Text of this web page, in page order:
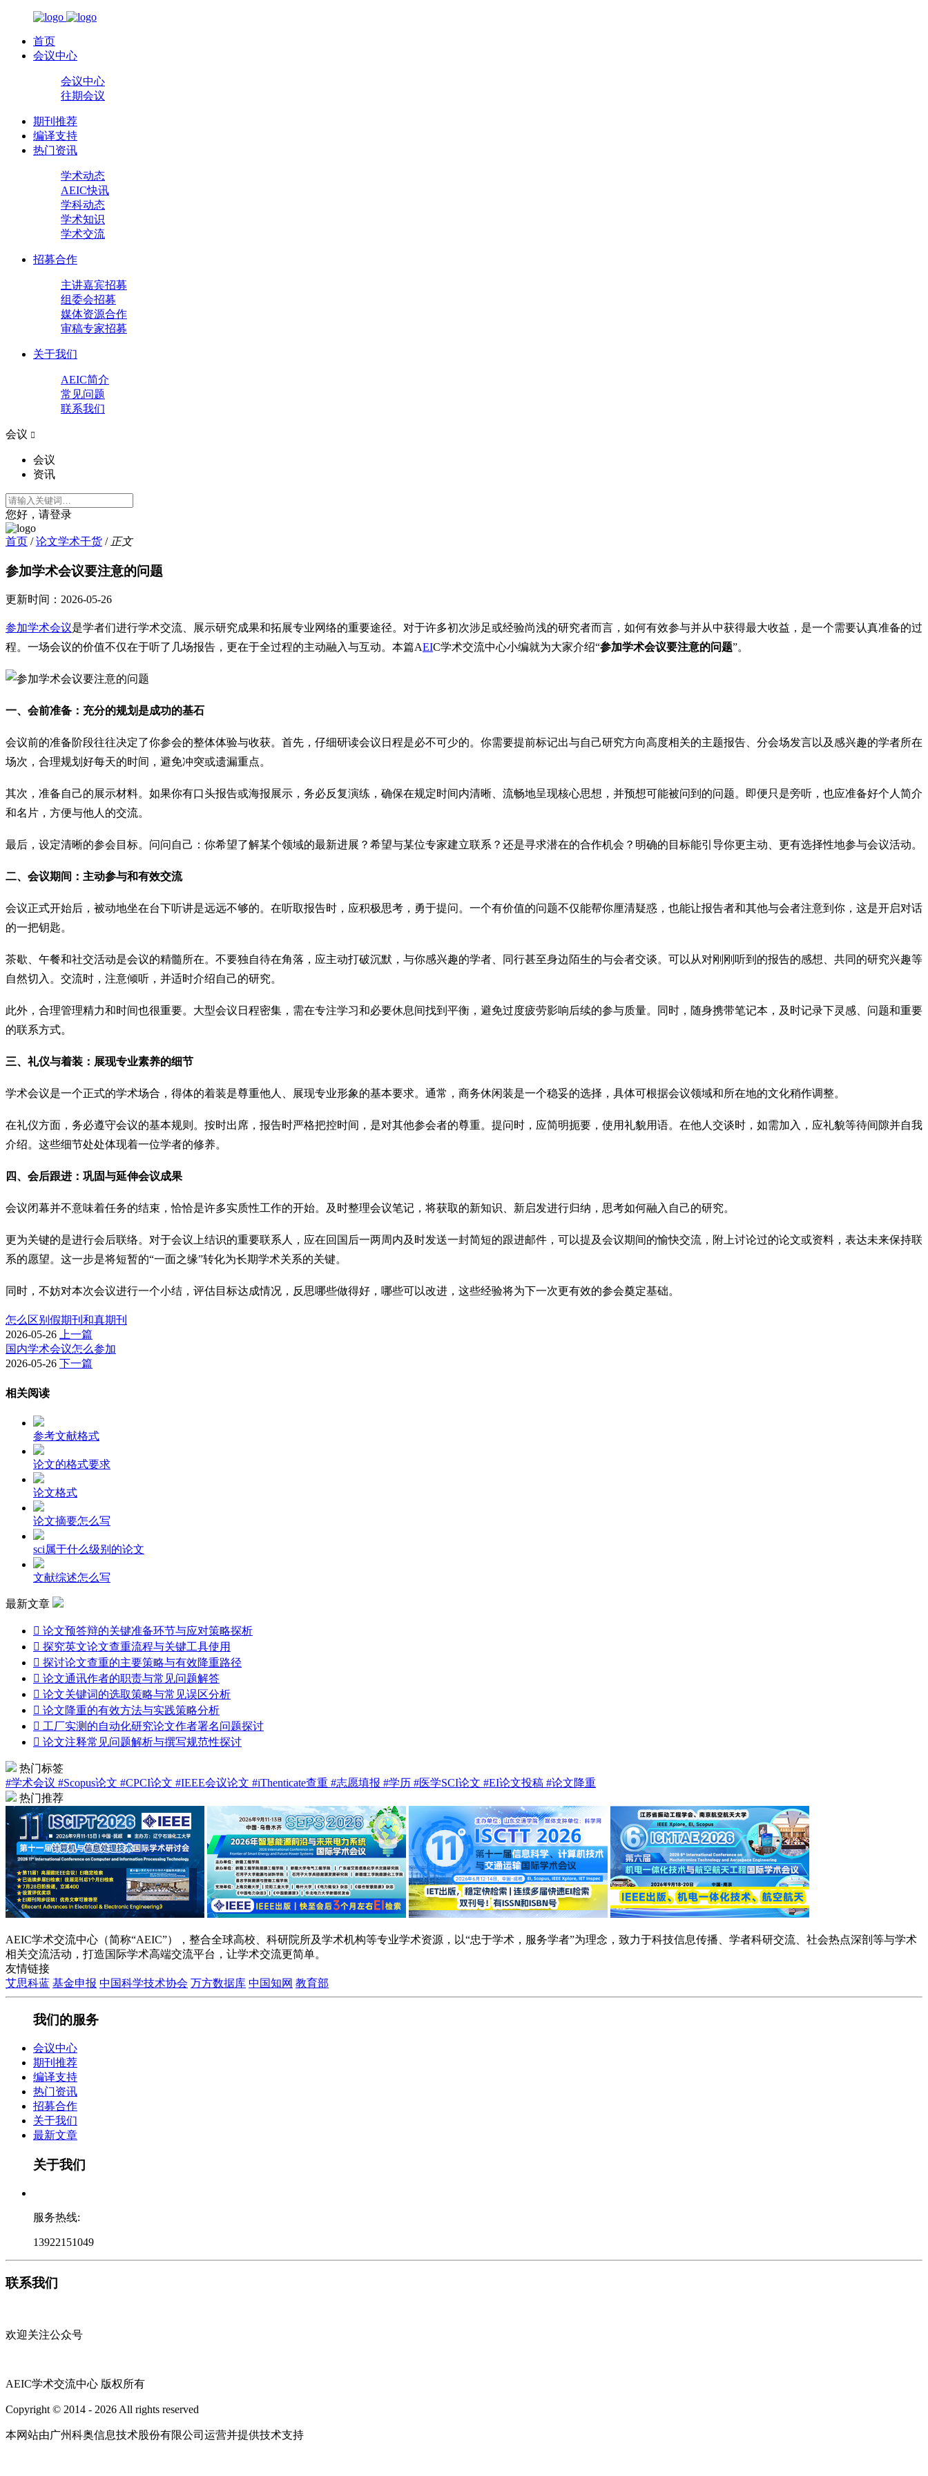
首页
会议中心
会议中心
往期会议
期刊推荐
编译支持
热门资讯
学术动态
AEIC快讯
学科动态
学术知识
学术交流
招募合作
主讲嘉宾招募
组委会招募
媒体资源合作
审稿专家招募
关于我们
AEIC简介
常见问题
联系我们
会议 
会议
资讯
您好，请登录
首页 / 论文学术干货 / 正文
参加学术会议要注意的问题
更新时间： 2026-05-26
参加学术会议是学者们进行学术交流、展示研究成果和拓展专业网络的重要途径。对于许多初次涉足或经验尚浅的研究者而言，如何有效参与并从中获得最大收益，是一个需要认真准备的过
程。一场会议的价值不仅在于听了几场报告，更在于全过程的主动融入与互动。本篇AEIC学术交流中心小编就为大家介绍“参加学术会议要注意的问题”。
一、会前准备：充分的规划是成功的基石
会议前的准备阶段往往决定了你参会的整体体验与收获。首先，仔细研读会议日程是必不可少的。你需要提前标记出与自己研究方向高度相关的主题报告、分会场发言以及感兴趣的学者所在
场次，合理规划好每天的时间，避免冲突或遗漏重点。
其次，准备自己的展示材料。如果你有口头报告或海报展示，务必反复演练，确保在规定时间内清晰、流畅地呈现核心思想，并预想可能被问到的问题。即便只是旁听，也应准备好个人简介
和名片，方便与他人的交流。
最后，设定清晰的参会目标。问问自己：你希望了解某个领域的最新进展？希望与某位专家建立联系？还是寻求潜在的合作机会？明确的目标能引导你更主动、更有选择性地参与会议活动。
二、会议期间：主动参与和有效交流
会议正式开始后，被动地坐在台下听讲是远远不够的。在听取报告时，应积极思考，勇于提问。一个有价值的问题不仅能帮你厘清疑惑，也能让报告者和其他与会者注意到你，这是开启对话
的一把钥匙。
茶歇、午餐和社交活动是会议的精髓所在。不要独自待在角落，应主动打破沉默，与你感兴趣的学者、同行甚至身边陌生的与会者交谈。可以从对刚刚听到的报告的感想、共同的研究兴趣等
自然切入。交流时，注意倾听，并适时介绍自己的研究。
此外，合理管理精力和时间也很重要。大型会议日程密集，需在专注学习和必要休息间找到平衡，避免过度疲劳影响后续的参与质量。同时，随身携带笔记本，及时记录下灵感、问题和重要
的联系方式。
三、礼仪与着装：展现专业素养的细节
学术会议是一个正式的学术场合，得体的着装是尊重他人、展现专业形象的基本要求。通常，商务休闲装是一个稳妥的选择，具体可根据会议领域和所在地的文化稍作调整。
在礼仪方面，务必遵守会议的基本规则。按时出席，报告时严格把控时间，是对其他参会者的尊重。提问时，应简明扼要，使用礼貌用语。在他人交谈时，如需加入，应礼貌等待间隙并自我
介绍。这些细节处处体现着一位学者的修养。
四、会后跟进：巩固与延伸会议成果
会议闭幕并不意味着任务的结束，恰恰是许多实质性工作的开始。及时整理会议笔记，将获取的新知识、新启发进行归纳，思考如何融入自己的研究。
更为关键的是进行会后联络。对于会议上结识的重要联系人，应在回国后一两周内及时发送一封简短的跟进邮件，可以提及会议期间的愉快交流，附上讨论过的论文或资料，表达未来保持联
系的愿望。这一步是将短暂的“一面之缘”转化为长期学术关系的关键。
同时，不妨对本次会议进行一个小结，评估目标达成情况，反思哪些做得好，哪些可以改进，这些经验将为下一次更有效的参会奠定基础。
怎么区别假期刊和真期刊
2026-05-26 上一篇
国内学术会议怎么参加
2026-05-26 下一篇
相关阅读
参考文献格式
论文的格式要求
论文格式
论文摘要怎么写
sci属于什么级别的论文
文献综述怎么写
最新文章
 论文预答辩的关键准备环节与应对策略探析
 探究英文论文查重流程与关键工具使用
 探讨论文查重的主要策略与有效降重路径
 论文通讯作者的职责与常见问题解答
 论文关键词的选取策略与常见误区分析
 论文降重的有效方法与实践策略分析
 工厂实测的自动化研究论文作者署名问题探讨
 论文注释常见问题解析与撰写规范性探讨
热门标签
#学术会议 #Scopus论文 #CPCI论文 #IEEE会议论文 #iThenticate查重 #志愿填报 #学历 #医学SCI论文 #EI论文投稿 #论文降重
热门推荐
AEIC学术交流中心（简称“AEIC”），整合全球高校、科研院所及学术机构等专业学术资源，以“忠于学术，服务学者”为理念，致力于科技信息传播、学者科研交流、社会热点深剖等与学术
相关交流活动，打造国际学术高端交流平台，让学术交流更简单。
友情链接
艾思科蓝 基金申报 中国科学技术协会 万方数据库 中国知网 教育部
我们的服务
会议中心
期刊推荐
编译支持
热门资讯
招募合作
关于我们
最新文章
关于我们
服务热线:
13922151049
联系我们
欢迎关注公众号
AEIC学术交流中心 版权所有
Copyright © 2014 - 2026 All rights reserved
本网站由广州科奥信息技术股份有限公司运营并提供技术支持